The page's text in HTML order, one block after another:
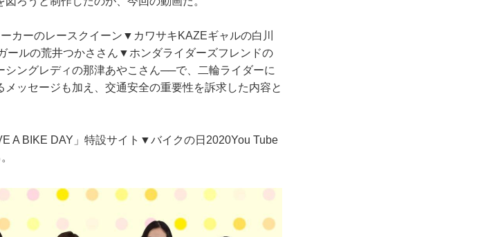
カーのレースクイーン▼カワサキKAZEギャルの白川
ルの荒井つかささん▼ホンダライダーズフレンドの
ングレディの那津あやこさん──で、二輪ライダーに
ッセージも加え、交通安全の重要性を訴求した内容と
A BIKE DAY」特設サイト▼バイクの日2020You Tube